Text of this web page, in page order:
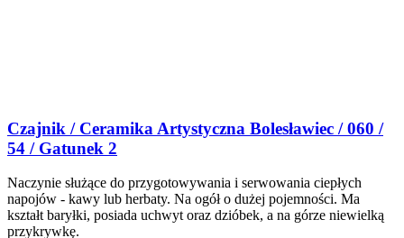
Czajnik / Ceramika Artystyczna Bolesławiec / 060 /
54 / Gatunek 2
Naczynie służące do przygotowywania i serwowania ciepłych
napojów - kawy lub herbaty. Na ogół o dużej pojemności. Ma
kształt baryłki, posiada uchwyt oraz dzióbek, a na górze niewielką
przykrywkę.